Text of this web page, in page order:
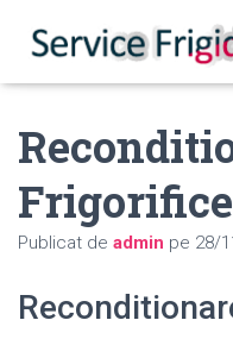
Publicat de admin pe 28/